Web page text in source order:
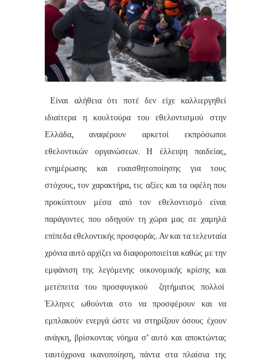
Είναι αλήθεια ότι ποτέ δεν είχε καλλιεργηθεί
ιδιαίτερα η κουλτούρα του εθελοντισμού στην
Ελλάδα, αναφέρουν αρκετοί εκπρόσωποι
εθελοντικών οργανώσεων. Η έλλειψη παιδείας,
ενημέρωσης και ευαισθητοποίησης για τους
στόχους, τον χαρακτήρα, τις αξίες και τα οφέλη που
προκύπτουν μέσα από τον εθελοντισμό είναι
παράγοντες που οδηγούν τη χώρα μας σε χαμηλά
επίπεδα εθελοντικής προσφοράς. Αν και τα τελευταία
χρόνια αυτό αρχίζει να διαφοροποιείται καθώς με την
εμφάνιση της λεγόμενης οικονομικής κρίσης και
μετέπειτα του προσφυγικού ζητήματος πολλοί
Έλληνες ωθούνται στο να προσφέρουν και να
εμπλακούν ενεργά ώστε να στηρίξουν όσους έχουν
ανάγκη, βρίσκοντας νόημα σ’ αυτό και αποκτώντας
ταυτόχρονα ικανοποίηση, πάντα στα πλαίσια της